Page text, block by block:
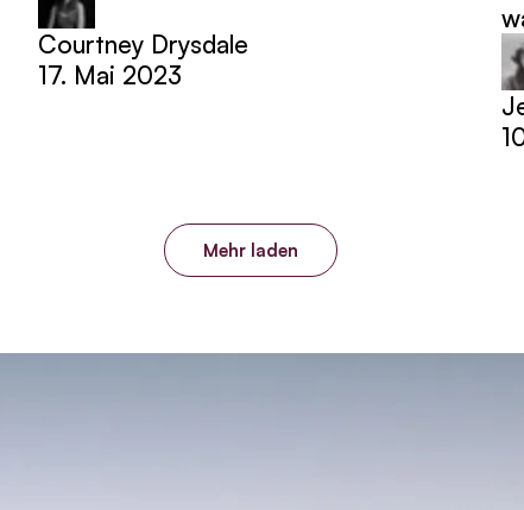
Courtney Drysdale
17. Mai 2023
Mehr laden